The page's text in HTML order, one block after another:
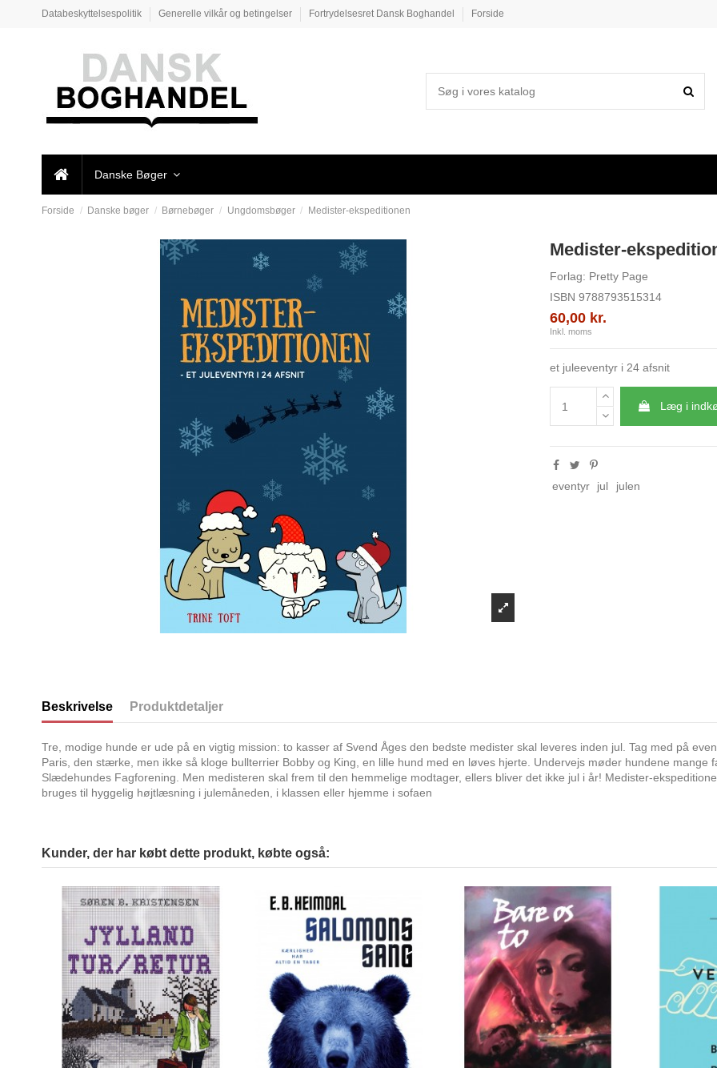
Databeskyttelsespolitik Generelle vilkår og betingelser Fortrydelsesret Dansk Boghandel Forside
Danske Bøger
Forside Danske bøger Børnebøger Ungdomsbøger Medister-ekspeditionen
Medister-
Forlag: Pretty Page
ISBN 9788793515314
60,00 kr.
Inkl. moms
et juleeventyr i 24 afsnit
Læg i
eventyr jul julen
Beskrivelse Produktdetaljer
Tre, modige hunde er ude på en vigtig mission: to kasser af Svend Åges den bedste medister skal leveres inden jul. Tag med på
Paris, den stærke, men ikke så kloge bullterrier Bobby og King, en lille hund med en løves hjerte. Undervejs møder hundene mange
Slædehundes Fagforening. Men medisteren skal frem til den hemmelige modtager, ellers bliver det ikke jul i år! Medister-
bruges til hyggelig højtlæsning i julemåneden, i klassen eller hjemme i sofaen
Kunder, der har købt dette produkt, købte også: